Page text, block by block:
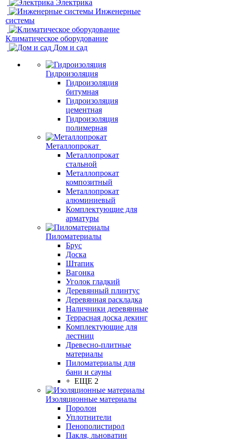
Электрика
Инженерные
системы
Климатическое оборудование
Дом и сад
Гидроизоляция
Гидроизоляция
битумная
Гидроизоляция
цементная
Гидроизоляция
полимерная
Металлопрокат
Металлопрокат
стальной
Металлопрокат
композитный
Металлопрокат
алюминиевый
Комплектующие для
арматуры
Пиломатериалы
Брус
Доска
Штапик
Вагонка
Уголок гладкий
Деревянный плинтус
Деревянная раскладка
Наличники деревянные
Террасная доска декинг
Комплектующие для
лестниц
Древесно-плитные
материалы
Пиломатериалы для
бани и сауны
+ ЕЩЕ 2
Изоляционные материалы
Поролон
Уплотнители
Пенополистирол
Пакля, льноватин